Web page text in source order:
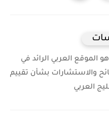
الموقع العربي الرائد في
والاستشارات بشأن تقييم
العربي